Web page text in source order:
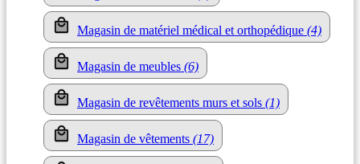
Magasin de matériel médical et orthopédique (4)
Magasin de meubles (6)
Magasin de revêtements murs et sols (1)
Magasin de vêtements (17)